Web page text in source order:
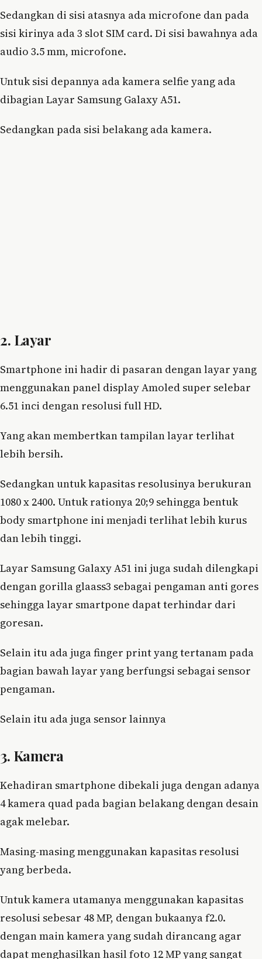
Sedangkan di sisi atasnya ada microfone dan pada
sisi kirinya ada 3 slot SIM card. Di sisi bawahnya ada
audio 3.5 mm, microfone.
Untuk sisi depannya ada kamera selfie yang ada
dibagian Layar Samsung Galaxy A51.
Sedangkan pada sisi belakang ada kamera.
2. Layar
Smartphone ini hadir di pasaran dengan layar yang
menggunakan panel display Amoled super selebar
6.51 inci dengan resolusi full HD.
Yang akan membertkan tampilan layar terlihat
lebih bersih.
Sedangkan untuk kapasitas resolusinya berukuran
1080 x 2400. Untuk rationya 20;9 sehingga bentuk
body smartphone ini menjadi terlihat lebih kurus
dan lebih tinggi.
Layar Samsung Galaxy A51 ini juga sudah dilengkapi
dengan gorilla glaass3 sebagai pengaman anti gores
sehingga layar smartpone dapat terhindar dari
goresan.
Selain itu ada juga finger print yang tertanam pada
bagian bawah layar yang berfungsi sebagai sensor
pengaman.
Selain itu ada juga sensor lainnya
3. Kamera
Kehadiran smartphone dibekali juga dengan adanya
4 kamera quad pada bagian belakang dengan desain
agak melebar.
Masing-masing menggunakan kapasitas resolusi
yang berbeda.
Untuk kamera utamanya menggunakan kapasitas
resolusi sebesar 48 MP, dengan bukaanya f2.0.
dengan main kamera yang sudah dirancang agar
dapat menghasilkan hasil foto 12 MP yang sangat